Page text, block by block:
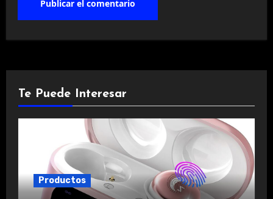
Te Puede Interesar
Productos